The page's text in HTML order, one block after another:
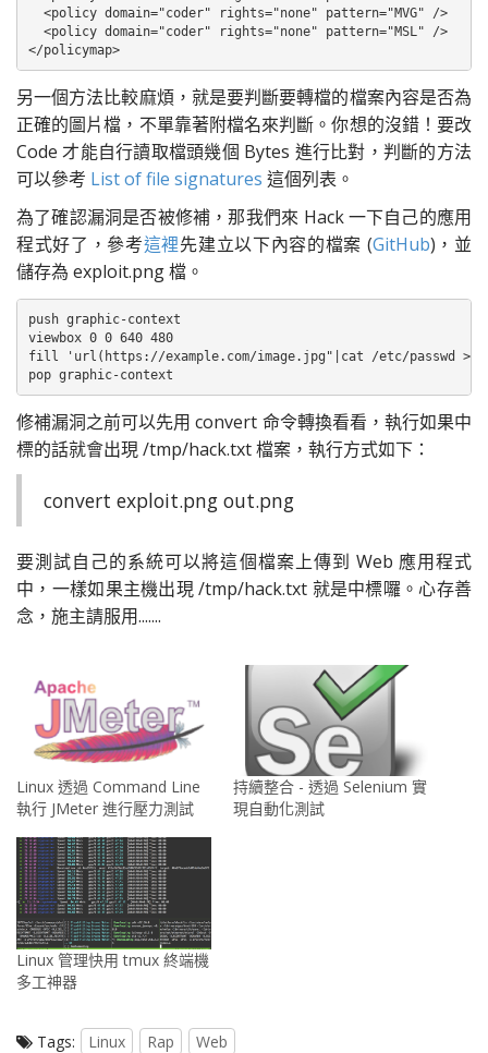
  <policy domain="coder" rights="none" pattern="MVG" />
  <policy domain="coder" rights="none" pattern="MSL" />
</policymap>
另一個方法比較麻煩，就是要判斷要轉檔的檔案內容是否為
正確的圖片檔，不單靠著附檔名來判斷。你想的沒錯！要改
Code 才能自行讀取檔頭幾個 Bytes 進行比對，判斷的方法
可以參考 List of file signatures 這個列表。
為了確認漏洞是否被修補，那我們來 Hack 一下自己的應用
程式好了，參考這裡先建立以下內容的檔案 (GitHub)，並
儲存為 exploit.png 檔。
push graphic-context
viewbox 0 0 640 480
fill 'url(https://example.com/image.jpg"|cat /etc/passwd >
pop graphic-context
修補漏洞之前可以先用 convert 命令轉換看看，執行如果中
標的話就會出現 /tmp/hack.txt 檔案，執行方式如下：
convert exploit.png out.png
要測試自己的系統可以將這個檔案上傳到 Web 應用程式
中，一樣如果主機出現 /tmp/hack.txt 就是中標囉。心存善
念，施主請服用.......
Linux 透過 Command Line
執行 JMeter 進行壓力測試
持續整合 - 透過 Selenium 實
現自動化測試
Linux 管理快用 tmux 終端機
多工神器
Tags: Linux Rap Web